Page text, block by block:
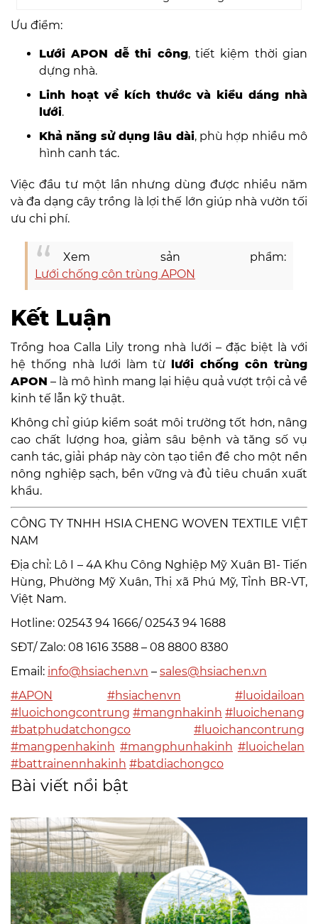
Ưu điểm:
Lưới APON dễ thi công, tiết kiệm thời gian
dựng nhà.
Linh hoạt về kích thước và kiểu dáng nhà
lưới.
Khả năng sử dụng lâu dài, phù hợp nhiều mô
hình canh tác.
Việc đầu tư một lần nhưng dùng được nhiều năm
và đa dạng cây trồng là lợi thế lớn giúp nhà vườn tối
ưu chi phí.
Xem sản phẩm:
Lưới chống côn trùng APON
Kết Luận
Trồng hoa Calla Lily trong nhà lưới – đặc biệt là với
hệ thống nhà lưới làm từ lưới chống côn trùng
APON – là mô hình mang lại hiệu quả vượt trội cả về
kinh tế lẫn kỹ thuật.
Không chỉ giúp kiểm soát môi trường tốt hơn, nâng
cao chất lượng hoa, giảm sâu bệnh và tăng số vụ
canh tác, giải pháp này còn tạo tiền đề cho một nền
nông nghiệp sạch, bền vững và đủ tiêu chuẩn xuất
khẩu.
CÔNG TY TNHH HSIA CHENG WOVEN TEXTILE VIỆT
NAM
Địa chỉ: Lô I – 4A Khu Công Nghiệp Mỹ Xuân B1- Tiến
Hùng, Phường Mỹ Xuân, Thị xã Phú Mỹ, Tỉnh BR-VT,
Việt Nam.
Hotline: 02543 94 1666/ 02543 94 1688
SĐT/ Zalo: 08 1616 3588 – 08 8800 8380
Email: info@hsiachen.vn – sales@hsiachen.vn
#APON
#hsiachenvn
#luoidailoan
#luoichongcontrung #mangnhakinh #luoichenang
#batphudatchongco
#luoichancontrung
#mangpenhakinh #mangphunhakinh #luoichelan
#battrainennhakinh #batdiachongco
Bài viết nổi bật